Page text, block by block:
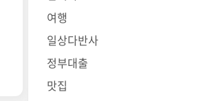
여행
일상다반사
정부대출
맛집